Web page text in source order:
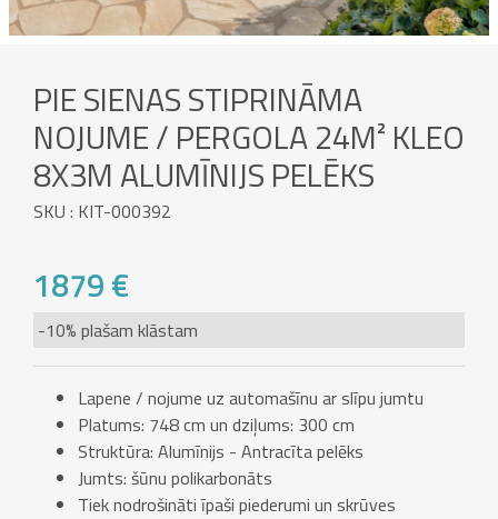
PIE SIENAS STIPRINĀMA
NOJUME / PERGOLA 24M² KLEO
8X3M ALUMĪNIJS PELĒKS
SKU : KIT-000392
1879 €
-10% plašam klāstam
Lapene / nojume uz automašīnu ar slīpu jumtu
Platums: 748 cm un dziļums: 300 cm
Struktūra: Alumīnijs - Antracīta pelēks
Jumts: šūnu polikarbonāts
Tiek nodrošināti īpaši piederumi un skrūves